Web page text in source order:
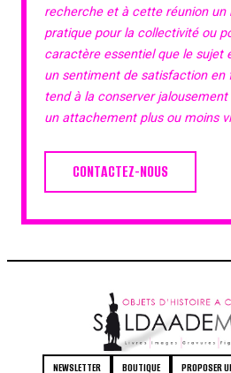
recherche et à cette réunion un
pratique pour la collectivité ou
caractère essentiel que le sujet
un sentiment de satisfaction en
tend à la conserver
un attachement plus ou moins
CONTACTEZ-NOUS
NEWSLETTER BOUTIQUE PROPOSER